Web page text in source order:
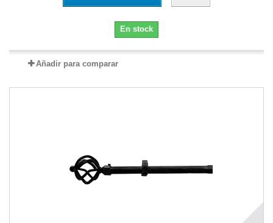
En stock
Añadir para comparar